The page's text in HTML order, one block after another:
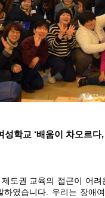
성학교 ‘배움이 차오르
도권 교육의 접근이 어
하였습니다. 우리는 장애